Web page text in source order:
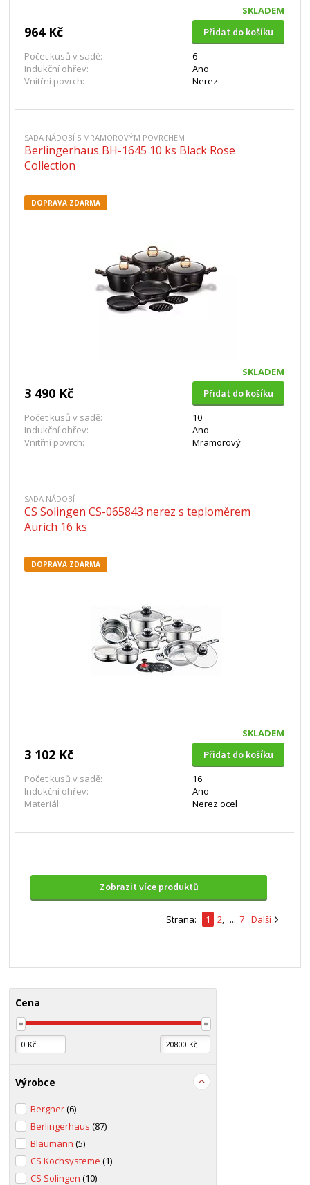
SKLADEM
964 Kč
Přidat do košíku
Počet kusů v sadě:
6
Indukční ohřev:
Ano
Vnitřní povrch:
Nerez
SADA NÁDOBÍ S MRAMOROVÝM POVRCHEM
Berlingerhaus BH-1645 10 ks Black Rose
Collection
DOPRAVA ZDARMA
SKLADEM
3 490 Kč
Přidat do košíku
Počet kusů v sadě:
10
Indukční ohřev:
Ano
Vnitřní povrch:
Mramorový
SADA NÁDOBÍ
CS Solingen CS-065843 nerez s teploměrem
Aurich 16 ks
DOPRAVA ZDARMA
SKLADEM
3 102 Kč
Přidat do košíku
Počet kusů v sadě:
16
Indukční ohřev:
Ano
Materiál:
Nerez ocel
Zobrazit více produktů
Strana: 1 2, ... 7 Další
Cena
Výrobce
Bergner(6)
Berlingerhaus(87)
Blaumann(5)
CS Kochsysteme(1)
CS Solingen(10)